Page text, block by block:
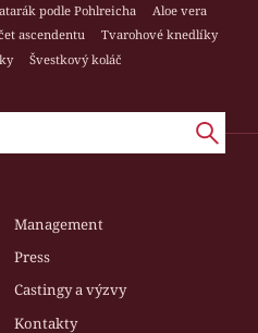
podle Pohlreicha
Aloe vera
ascendentu
Tvarohové knedlíky
Švestkový koláč
Management
Press
Castingy a výzvy
Kontakty